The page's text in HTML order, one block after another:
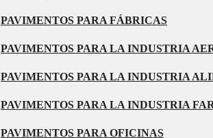
PAVIMENTOS PARA FÁBRICAS
PAVIMENTOS PARA LA INDUSTRIA
PAVIMENTOS PARA LA INDUSTRIA
PAVIMENTOS PARA LA INDUSTRIA
PAVIMENTOS PARA OFICINAS